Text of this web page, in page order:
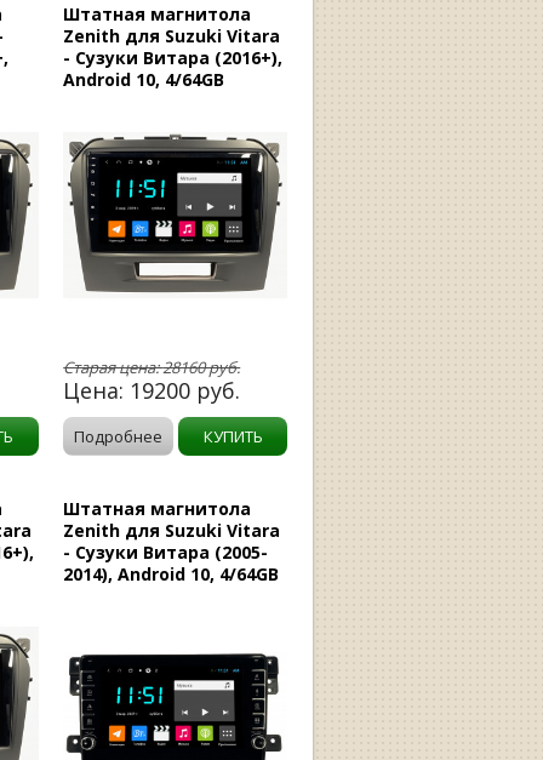
Штатная магнитола
Zenith для Suzuki Vitara
- Сузуки Витара (2016+),
Android 10, 4/64GB
Старая цена:28160руб.
Цена: 19200 руб.
Подробнее КУПИТЬ
Штатная магнитола
Zenith для Suzuki Vitara
- Сузуки Витара (2005-
2014), Android 10, 4/64GB